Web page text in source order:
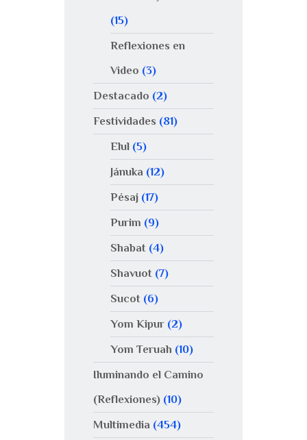
(15)
Reflexiones en
Video (3)
Destacado (2)
Festividades (81)
Elul(5)
Jánuka (12)
Pésaj(17)
Purim (9)
Shabat(4)
Shavuot(7)
Sucot(6)
Yom Kipur(2)
Yom Teruah (10)
Iluminando el Camino
(Reflexiones) (10)
Multimedia (454)